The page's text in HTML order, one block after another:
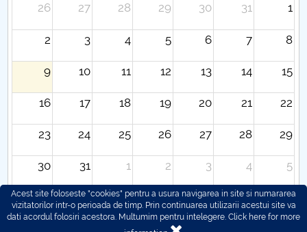
26
27 28 29 30 31 1
2 3 4 5 6 7 8
9 10 11 12 13 14 15
16 17 18 19 20 21 22
23 24 25 26 27 28 29
30 31 1 2 3 4 5
Acest site foloseste "cookies" pentru a usura navigarea in site si numararea
vizitatorilor intr-o perioada de timp. Prin continuarea utilizarii acestui site va
dati acordul folosiri acestora. Multumim pentru intelegere. Click here for more